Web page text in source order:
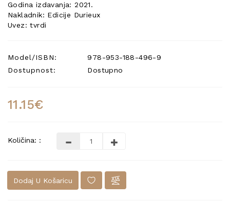
Godina izdavanja: 2021.
Nakladnik: Edicije Durieux
Uvez: tvrdi
Model/ISBN:
978-953-188-496-9
Dostupnost:
Dostupno
11.15€
Količina: :
Dodaj U Košaricu